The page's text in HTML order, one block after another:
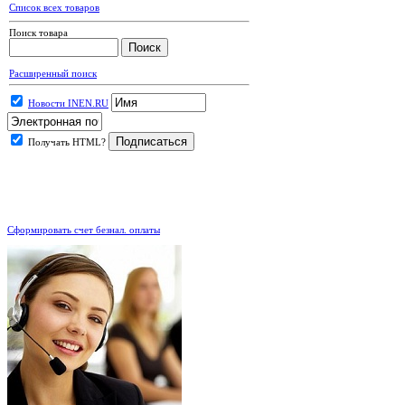
Список всех товаров
Поиск товара
Расширенный поиск
Новости INEN.RU
Получать HTML?
Сформировать счет безнал. оплаты